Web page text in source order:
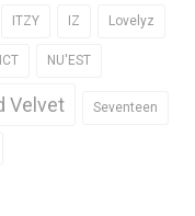
ITZY IZ Lovelyz
NU'EST
Velvet Seventeen